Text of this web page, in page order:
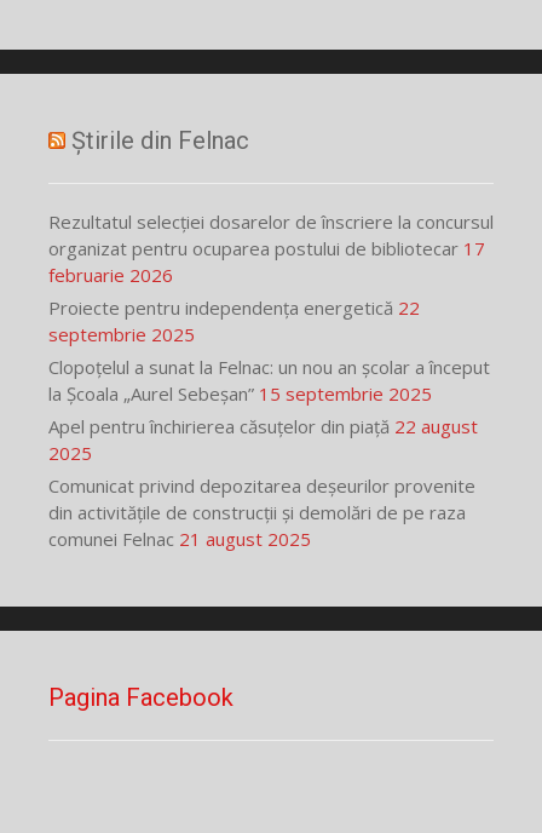
Știrile din Felnac
Rezultatul selecției dosarelor de înscriere la concursul
organizat pentru ocuparea postului de bibliotecar 17
februarie 2026
Proiecte pentru independența energetică 22
septembrie 2025
Clopoțelul a sunat la Felnac: un nou an școlar a început
la Școala „Aurel Sebeșan” 15 septembrie 2025
Apel pentru închirierea căsuțelor din piață 22 august
2025
Comunicat privind depozitarea deșeurilor provenite
din activitățile de construcții și demolări de pe raza
comunei Felnac 21 august 2025
Pagina Facebook